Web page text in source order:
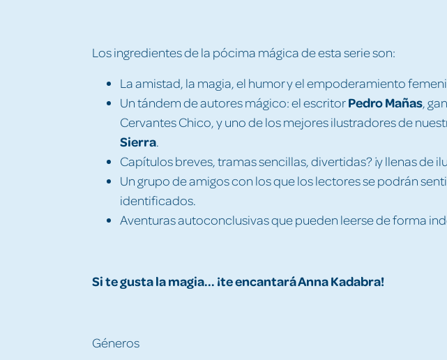
Los ingredientes de la pócima mágica de esta serie son:
La amistad, la magia, el humor y el empoderamiento
Un tándem de autores mágico: el escritorPedro Mañas,
Cervantes Chico, y uno de los mejores ilustradores de
Sierra.
Capítulos breves, tramas sencillas, divertidas? ¡y llenas de
Un grupo de amigos con los que los lectores se podrán
identificados.
Aventuras autoconclusivas que pueden leerse de forma
Si te gusta la magia... ¡te encantará Anna Kadabra!
Géneros